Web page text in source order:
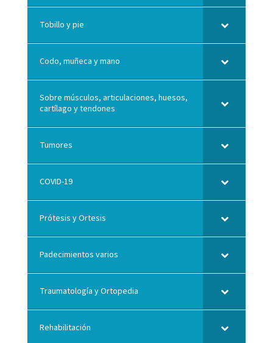
Tobillo y pie
Codo, muñeca y mano
Sobre músculos, articulaciones, huesos,
cartílago y tendones
Tumores
COVID-19
Prótesis y Ortesis
Padecimientos varios
Traumatología y Ortopedia
Rehabilitación